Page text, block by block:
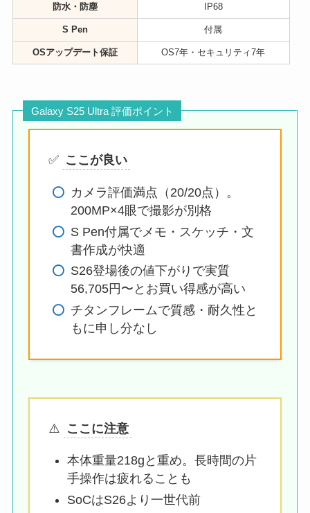
防水・防塵 IP68
S Pen 付属
OSアップデート保証 OS7年・セキュリティ7年
Galaxy S25 Ultra 評価ポイント
✅ ここが良い
カメラ評価満点（20/20点）。
200MP×4眼で撮影が別格
S Pen付属でメモ・スケッチ・文
書作成が快適
S26登場後の値下がりで実質
56,705円〜とお買い得感が高い
チタンフレームで質感・耐久性と
もに申し分なし
⚠️ ここに注意
本体重量218gと重め。長時間の片
手操作は疲れることも
SoCはS26より一世代前